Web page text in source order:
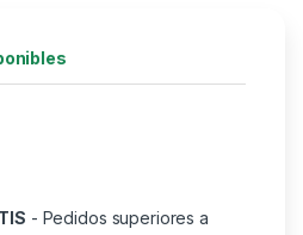
- Pedidos superiores a